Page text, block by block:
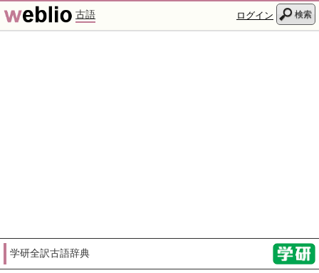
古語 ログイン 検索
学研全訳古語辞典